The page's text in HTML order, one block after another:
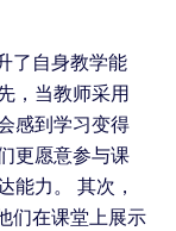
了自身教学能
，当教师采用
感到学习变得
更愿意参与课
能力。 其次，
们在课堂上展示